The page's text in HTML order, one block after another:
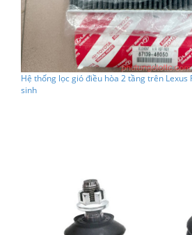
Hệ thống lọc gió điều hòa 2 tầng trên Lexus
sinh